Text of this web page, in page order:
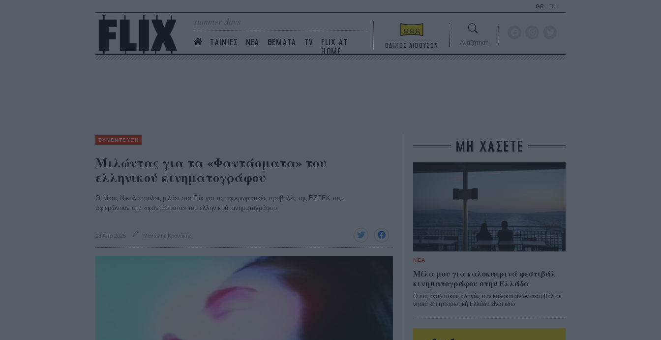
summer days
ΤΑΙΝΙΕΣ ΝΕΑ ΘΕΜΑΤΑ TV
FLIX AT
HOME
GR EN
ΟΔΗΓΟΣ ΑΙΘΟΥΣΩΝ Αναζήτηση
ΣΥΝΕΝΤΕΥΞΗ
Μιλώντας για τα «Φαντάσματα» του
ελληνικού κινηματογράφου
Ο Νίκος Νικολόπουλος μιλάει στο Flix για τις αφιερωματικές προβολές της ΕΣΠΕΚ που
αφιερώνουν στα «φαντάσματα» του ελληνικού κινηματογράφου.
18 Απρ 2025 Μανώλης Κρανάκης
ΜΗ ΧΑΣΕΤΕ
ΝΕΑ
Μίλα μου για καλοκαιρινά φεστιβάλ
κινηματογράφου στην Ελλάδα
Ο πιο αναλυτικός οδηγός των καλοκαιρινών φεστιβάλ σε
νησιά και ηπειρωτική Ελλάδα είναι εδώ